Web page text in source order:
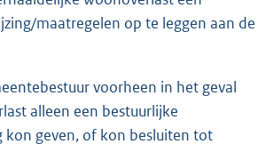
maatregelen op te leggen aan de
voorheen in het geval
alleen een bestuurlijke
kon geven, of kon besluiten tot